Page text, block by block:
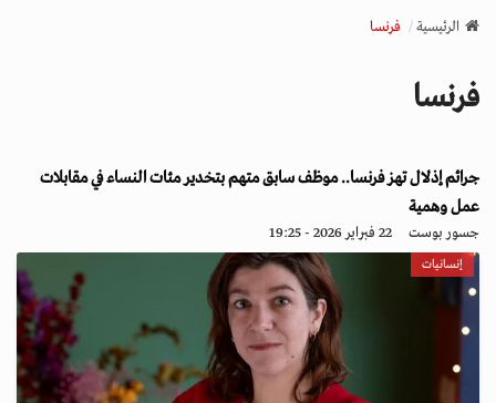
v
a
o
n
الرئيسية فرنسا
فرنسا
جرائم إذلال تهز فرنسا.. موظف سابق متهم بتخدير مئات النساء في مقابلات
عمل وهمية
جسور بوست 22 فبراير 2026 - 19:25
إنسانيات